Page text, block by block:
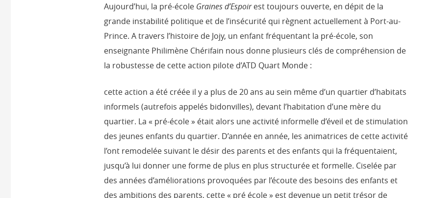
Aujourd’hui, la pré-école Graines d’Espoirest toujours ouverte, en dépit de la
grande instabilité politique et de l’insécurité qui règnent actuellement à Port-au-
Prince. A travers l’histoire de Jojy, un enfant fréquentant la pré-école, son
enseignante Philimène Chérifain nous donne plusieurs clés de compréhension de
la robustesse de cette action pilote d’ATD Quart Monde :
cette action a été créée il y a plus de 20 ans au sein même d’un quartier d’habitats
informels (autrefois appelés bidonvilles), devant l’habitation d’une mère du
quartier. La « pré-école » était alors une activité informelle d’éveil et de stimulation
des jeunes enfants du quartier. D’année en année, les animatrices de cette activité
l’ont remodelée suivant le désir des parents et des enfants qui la fréquentaient,
jusqu’à lui donner une forme de plus en plus structurée et formelle. Ciselée par
des années d’améliorations provoquées par l’écoute des besoins des enfants et
des ambitions des parents, cette « pré école » est devenue un petit trésor de